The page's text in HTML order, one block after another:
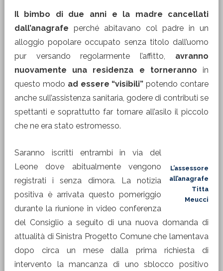
Il bimbo di due anni e la madre cancellati
dall’anagrafe perché abitavano col padre in un
alloggio popolare occupato senza titolo dall’uomo
pur versando regolarmente l’affitto, avranno
nuovamente una residenza e
torneranno in
questo modo ad essere “visibili” potendo contare
anche sull’assistenza sanitaria, godere di contributi se
spettanti e soprattutto far tornare all’asilo il piccolo
che ne era stato estromesso.
L’assessore
all’anagrafe
Titta
Meucci
Saranno iscritti entrambi in via del
Leone dove abitualmente vengono
registrati i senza dimora. La notizia
positiva è arrivata questo pomeriggio
durante la riunione in video conferenza
del Consiglio a seguito di una nuova domanda di
attualità di Sinistra Progetto Comune che lamentava
dopo circa un mese dalla prima richiesta di
intervento la mancanza di uno sblocco positivo